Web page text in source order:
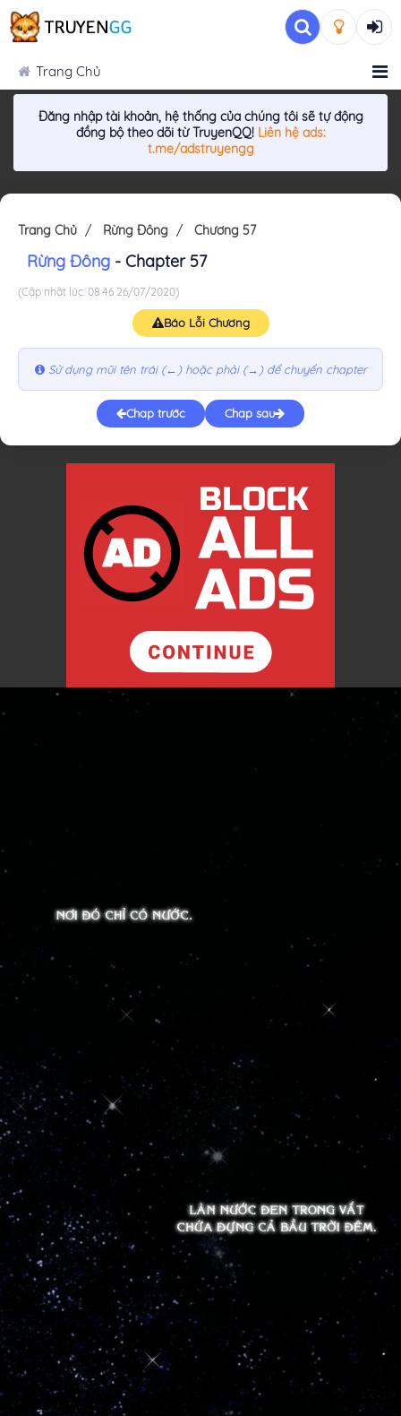
Trang Chủ
Đăng nhập tài khoản, hệ thống của chúng tôi sẽ tự động
đồng bộ theo dõi từ TruyenQQ! Liên hệ ads:
t.me/adstruyengg
Trang Chủ Rừng Đông Chương 57
Rừng Đông - Chapter 57
(Cập nhật lúc: 08:46 26/07/2020)
Báo Lỗi Chương
Sử dụng mũi tên trái (←) hoặc phải (→) để chuyển chapter
Chap trước Chap sau